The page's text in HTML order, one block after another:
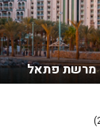
מרשת פתאל